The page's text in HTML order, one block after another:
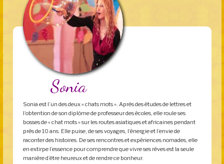
Sonia
Sonia est l’un des deux « chats mots ». Après des études de lettres et
l’obtention de son diplôme de professeur des écoles, elle roule ses
bosses de « chat mots » sur les routes asiatiques et africaines pendant
près de 10 ans. Elle puise, de ses voyages, l’énergie et l’envie de
raconter des histoires. De ses rencontres et expériences nomades, elle
en extirpe l’essence pour comprendre que vivre ses rêves est la seule
manière d’être heureux et de rendre ce bonheur.